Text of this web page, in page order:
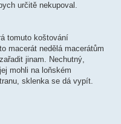
určitě nekupoval.
tomuto koštování
macerát nedělá macerátům
jinam. Nechutný,
mohli na loňském
sklenka se dá vypít.